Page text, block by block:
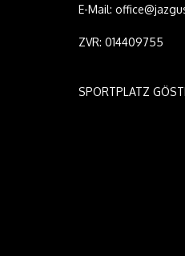
E-Mail:
ZVR: 014409755
SPORTPLATZ